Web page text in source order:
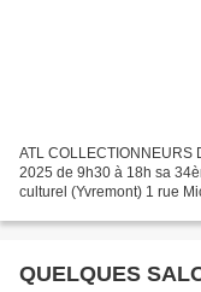
ATL COLLECTIONNEURS
2025 de 9h30 à 18h sa
culturel (Yvremont) 1 rue
QUELQUES